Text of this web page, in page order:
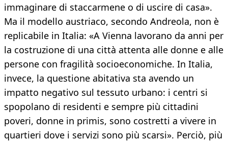
immaginare di staccarmene o di uscire di casa».
Ma il modello austriaco, secondo Andreola, non è
replicabile in Italia: «A Vienna lavorano da anni per
la costruzione di una città attenta alle donne e alle
persone con fragilità socioeconomiche. In Italia,
invece, la questione abitativa sta avendo un
impatto negativo sul tessuto urbano: i centri si
spopolano di residenti e sempre più cittadini
poveri, donne in primis, sono costretti a vivere in
quartieri dove i servizi sono più scarsi». Perciò, più